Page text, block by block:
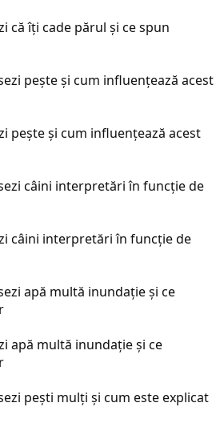
că îți cade părul și ce spun
pește și cum influențează acest
câini interpretări în funcție de
apă multă inundație și ce